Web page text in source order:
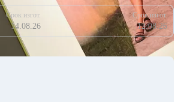
Срок изгот.
14.08.26
Срок изгот.
12.08.26